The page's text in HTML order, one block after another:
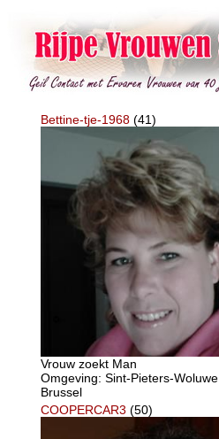
Bettine-tje-1968 (41)
Vrouw zoekt Man
Omgeving: Sint-Pieters-Woluwe
Brussel
COOPERCAR3 (50)